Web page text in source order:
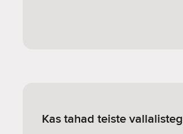
Kas tahad teiste